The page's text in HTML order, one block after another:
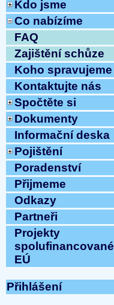
Kdo jsme
Co nabízíme
FAQ
Zajištění schůze
Koho spravujeme
Kontaktujte nás
Spočtěte si
Dokumenty
Informační deska
Pojištění
Poradenství
Přijmeme
Odkazy
Partneři
Projekty
spolufinancované
EÚ
Přihlášení